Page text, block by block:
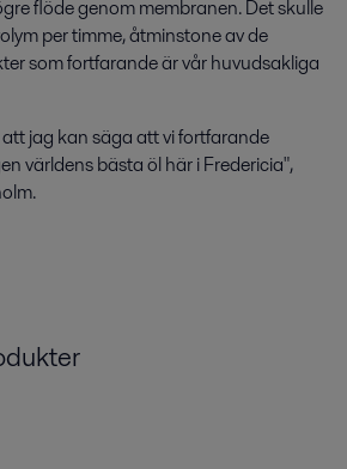
flöde genom membranen. Det skulle
per timme, åtminstone av de
som fortfarande är vår huvudsakliga
jag kan säga att vi fortfarande
världens bästa öl här i Fredericia",